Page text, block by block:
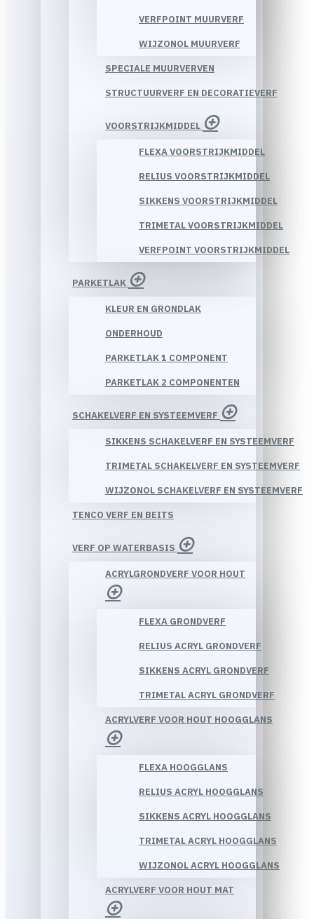
VERFPOINT MUURVERF
WIJZONOL MUURVERF
SPECIALE MUURVERVEN
STRUCTUURVERF EN DECORATIEVERF
VOORSTRIJKMIDDEL
FLEXA VOORSTRIJKMIDDEL
RELIUS VOORSTRIJKMIDDEL
SIKKENS VOORSTRIJKMIDDEL
TRIMETAL VOORSTRIJKMIDDEL
VERFPOINT VOORSTRIJKMIDDEL
PARKETLAK
KLEUR EN GRONDLAK
ONDERHOUD
PARKETLAK 1 COMPONENT
PARKETLAK 2 COMPONENTEN
SCHAKELVERF EN SYSTEEMVERF
SIKKENS SCHAKELVERF EN SYSTEEMVERF
TRIMETAL SCHAKELVERF EN SYSTEEMVERF
WIJZONOL SCHAKELVERF EN SYSTEEMVERF
TENCO VERF EN BEITS
VERF OP WATERBASIS
ACRYLGRONDVERF VOOR HOUT
FLEXA GRONDVERF
RELIUS ACRYL GRONDVERF
SIKKENS ACRYL GRONDVERF
TRIMETAL ACRYL GRONDVERF
ACRYLVERF VOOR HOUT HOOGGLANS
FLEXA HOOGGLANS
RELIUS ACRYL HOOGGLANS
SIKKENS ACRYL HOOGGLANS
TRIMETAL ACRYL HOOGGLANS
WIJZONOL ACRYL HOOGGLANS
ACRYLVERF VOOR HOUT MAT